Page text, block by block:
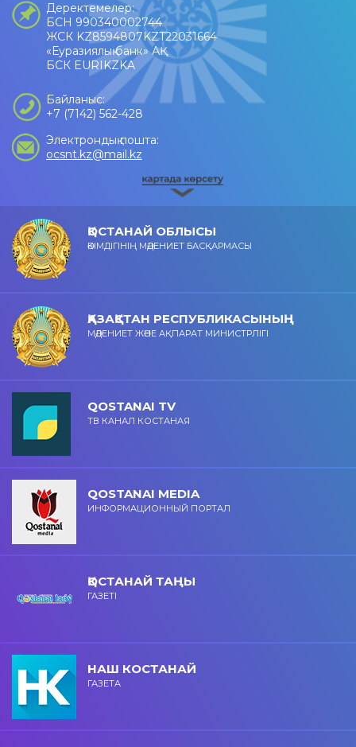
Деректемелер:
БСН 990340002744
ЖСК KZ8594807KZT22031664
«Еуразиялық банк» АҚ
БСК EURIKZKA
Байланыс:
+7 (7142) 562-428
Электрондық пошта:
ocsnt.kz@mail.kz
ҚОСТАНАЙ ОБЛЫСЫ
ӘКІМДІГІНІҢ МӘДЕНИЕТ БАСҚАРМАСЫ
ҚАЗАҚСТАН РЕСПУБЛИКАСЫНЫҢ
МӘДЕНИЕТ ЖӘНЕ АҚПАРАТ МИНИСТРЛІГІ
QOSTANAI TV
ТВ КАНАЛ КОСТАНАЯ
QOSTANAI MEDIA
ИНФОРМАЦИОННЫЙ ПОРТАЛ
ҚОСТАНАЙ ТАҢЫ
ГАЗЕТІ
НАШ КОСТАНАЙ
ГАЗЕТА